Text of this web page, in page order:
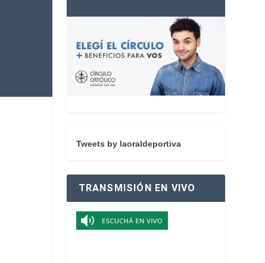
Tweets by laoraldeportiva
TRANSMISIÓN EN VIVO